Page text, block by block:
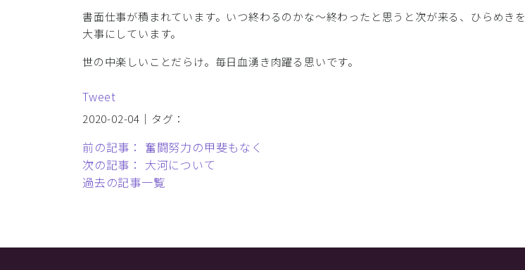
書面仕事が積まれています。いつ終わるのかな～終わったと思うと次が来る、ひらめきを
大事にしています。
世の中楽しいことだらけ。毎日血湧き肉躍る思いです。
Tweet
2020-02-04｜タグ：
前の記事： 奮闘努力の甲斐もなく
次の記事： 大河について
過去の記事一覧